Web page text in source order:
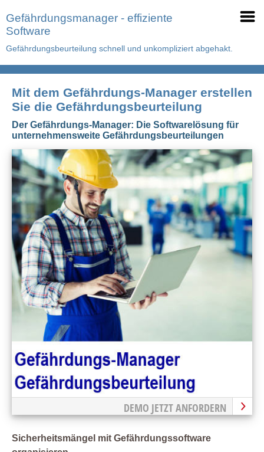
Gefährdungsmanager - effiziente
Software
Gefährdungsbeurteilung schnell und unkompliziert abgehakt.
Mit dem Gefährdungs-Manager erstellen
Sie die Gefährdungsbeurteilung
Der Gefährdungs-Manager: Die Softwarelösung für
unternehmensweite Gefährdungsbeurteilungen
DEMO JETZT ANFORDERN
Sicherheitsmängel mit Gefährdungssoftware